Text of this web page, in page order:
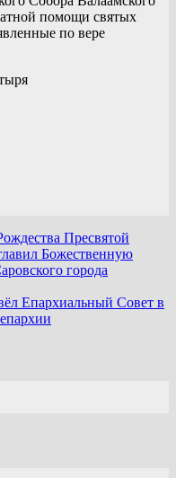
помощи святых
по вере
Пресвятой
Божественную
города
Епархиальный Совет в